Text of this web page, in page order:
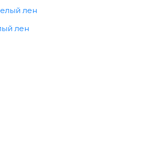
лен